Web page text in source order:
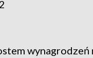
wynagrodzeń